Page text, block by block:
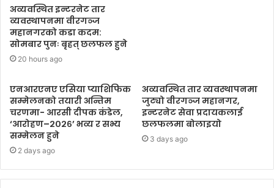
अव्यवस्थित इन्टरनेट तार
व्यवस्थापनमा वीरगञ्ज
महानगरको कडा कदम:
सोमबार पुनः बृहत् छलफल हुने
20 hours ago
एनआरएनए एसिया प्याशिफिक
सम्मेलनको तयारी अन्तिम
चरणमा- आरसी दीपक कंडेल,
‘आरोहण–२०२६’ भव्य र सभ्य
सम्मेलन हुने
2 days ago
अव्यवस्थित तार व्यवस्थापनमा
जुट्यो वीरगञ्ज महानगर,
इन्टरनेट सेवा प्रदायकलाई
छलफलमा बोलाइयो
3 days ago